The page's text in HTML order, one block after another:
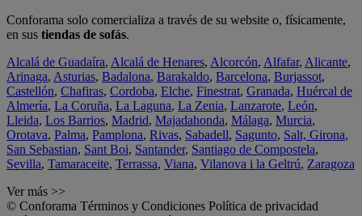
Conforama solo comercializa a través de su website o, físicamente,
en sus tiendas de sofás.
Alcalá de Guadaíra, Alcalá de Henares, Alcorcón, Alfafar, Alicante,
Arinaga, Asturias, Badalona, Barakaldo, Barcelona, Burjassot,
Castellón, Chafiras, Cordoba, Elche, Finestrat, Granada, Huércal de
Almería, La Coruña, La Laguna, La Zenia, Lanzarote, León,
Lleida, Los Barrios, Madrid, Majadahonda, Málaga, Murcia,
Orotava, Palma, Pamplona, Rivas, Sabadell, Sagunto, Salt, Girona,
San Sebastian, Sant Boi, Santander, Santiago de Compostela,
Sevilla, Tamaraceite, Terrassa, Viana, Vilanova i la Geltrú, Zaragoza
Ver más >>
© Conforama Términos y Condiciones Política de privacidad